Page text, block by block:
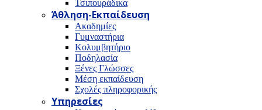
Τσιπουράδικα
Άθληση-Εκπαίδευση
Ακαδημίες
Γυμναστήρια
Κολυμβητήριο
Ποδηλασία
Ξένες Γλώσσες
Μέση εκπαίδευση
Σχολές πληροφορικής
Υπηρεσίες